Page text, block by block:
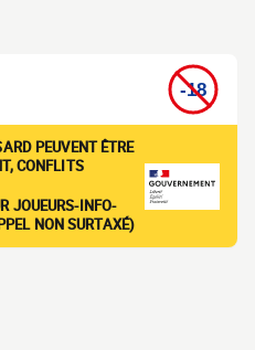
PEUVENT ÊTRE
CONFLITS
JOUEURS-INFO-
NON SURTAXÉ)